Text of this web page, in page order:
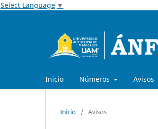
Select Language ▼
Inicio Números Avisos
Inicio / Avisos